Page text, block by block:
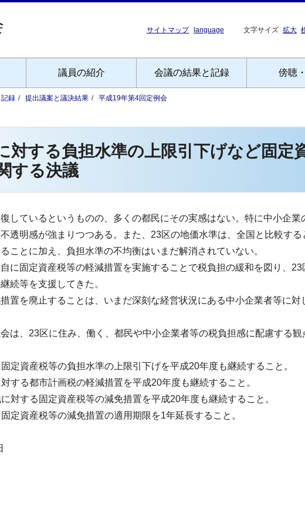
サイトマップ language 文字サイズ 拡大
議員の紹介 会議の結果と記録 傍聴
録 提出議案と議決結果 平成19年第4回定例会
対する負担水準の上限引下げなど固定
する決議
しているというものの、多くの都民にその実感はない。特に中小企
透明感が強まりつつある。また、23区の地価水準は、全国と比較す
ことに加え、負担水準の不均衡はいまだ解消されていない。
に固定資産税等の軽減措置を実施することで税負担の緩和を図り、
続等を支援してきた。
置を廃止することは、いまだ深刻な経営状況にある中小企業者等に対
は、23区に住み、働く、都民や中小企業者等の税負担感に配慮する観
定資産税等の負担水準の上限引下げを平成20年度も継続すること。
する都市計画税の軽減措置を平成20年度も継続すること。
対する固定資産税等の減免措置を平成20年度も継続すること。
定資産税等の減免措置の適用期限を1年延長すること。